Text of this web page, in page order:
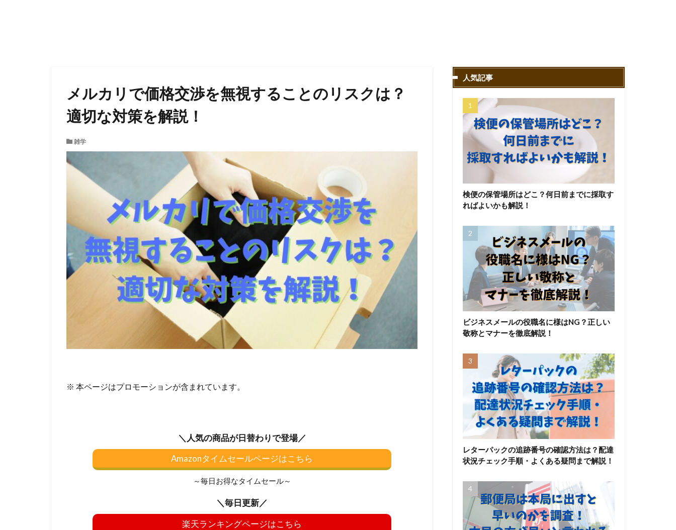
メルカリで価格交渉を無視することのリスクは？
適切な対策を解説！
雑学
※ 本ページはプロモーションが含まれています。
＼人気の商品が日替わりで登場／
Amazonタイムセールページはこちら
～毎日お得なタイムセール～
＼毎日更新／
楽天ランキングページはこちら
人気記事
検便の保管場所はどこ？何日前までに採取す
ればよいかも解説！
ビジネスメールの役職名に様はNG？正しい
敬称とマナーを徹底解説！
レターパックの追跡番号の確認方法は？配達
状況チェック手順・よくある疑問まで解説！